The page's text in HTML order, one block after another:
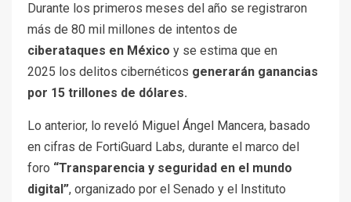
Durante los primeros meses del año se registraron
más de 80 mil millones de intentos de
ciberataques en México y se estima que en
2025 los delitos cibernéticos generarán ganancias
por 15 trillones de dólares.
Lo anterior, lo reveló Miguel Ángel Mancera, basado
en cifras de FortiGuard Labs, durante el marco del
foro “Transparencia y seguridad en el mundo
digital”, organizado por el Senado y el Instituto